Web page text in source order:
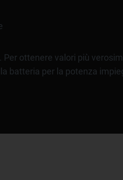
ottenere valori più
batteria per la potenza